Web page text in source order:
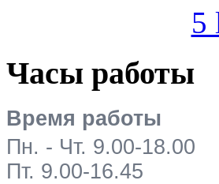
5
Часы работы
Время работы
Пн. - Чт. 9.00-18.00
Пт. 9.00-16.45